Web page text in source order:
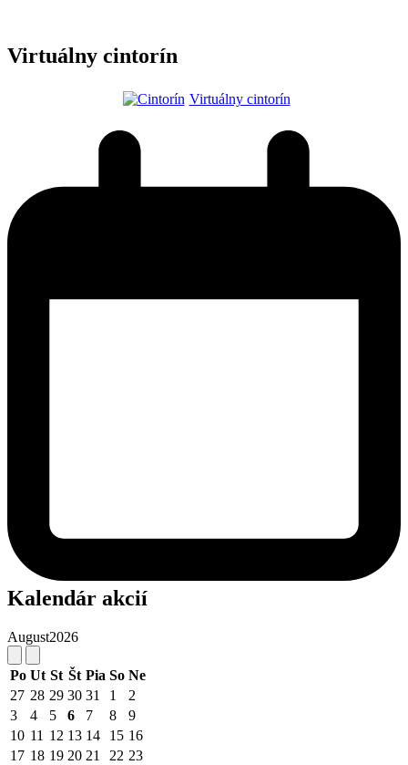
Virtuálny cintorín
Virtuálny cintorín
Kalendár akcií
August2026
Po Ut St Št Pia So Ne
27 28 29 30 31 1
2
3
4 5 6 7 8
9
10 11 12 13 14 15 16
17 18 19 20 21 22 23